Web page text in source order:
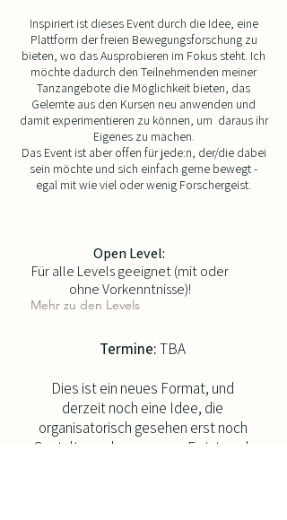
Inspiriert ist dieses Event durch die Idee, eine
Plattform der freien Bewegungsforschung zu
bieten, wo das Ausprobieren im Fokus steht. Ich
möchte dadurch den Teilnehmenden meiner
Tanzangebote die Möglichkeit bieten, das
Gelernte aus den Kursen neu anwenden und
damit experimentieren zu können, um daraus ihr
Eigenes zu machen.
Das Event ist aber offen für jede:n, der/die dabei
sein möchte und sich einfach gerne bewegt -
egal mit wie viel oder wenig Forschergeist.
Open Level:
Für alle Levels geeignet (mit oder
ohne Vorkenntnisse)!
Mehr zu den Levels
Termine:​TBA​
Dies ist ein neues Format, und
derzeit noch eine Idee, die
organisatorisch gesehen erst noch
Gestalt annehmen muss. Es ist noch